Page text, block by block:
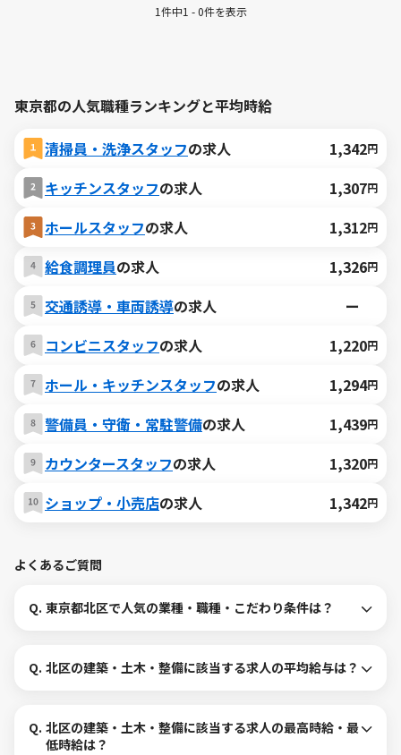
1件中1 - 0件を表示
東京都の人気職種ランキングと平均時給
清掃員・洗浄スタッフの求人 1,342円
キッチンスタッフの求人 1,307円
ホールスタッフの求人 1,312円
給食調理員の求人 1,326円
交通誘導・車両誘導の求人
ー
コンビニスタッフの求人 1,220円
ホール・キッチンスタッフの求人 1,294円
警備員・守衛・常駐警備の求人 1,439円
カウンタースタッフの求人 1,320円
ショップ・小売店の求人 1,342円
よくあるご質問
Q. 東京都北区で人気の業種・職種・こだわり条件は？
Q. 北区の建築・土木・整備に該当する求人の平均給与は？
Q. 北区の建築・土木・整備に該当する求人の最高時給・最
低時給は？